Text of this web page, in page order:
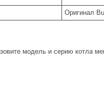
Оригинал
модель и серию котла